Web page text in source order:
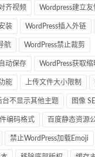
齐视频 Wordpress建立友
装 WordPress插入外链
航 WordPress禁止裁剪
动保存 WordPress获取缩
能 上传文件大小限制
台不显示其他主题 图像
编码格式 百度静态资源
禁止WordPress加载Emoji